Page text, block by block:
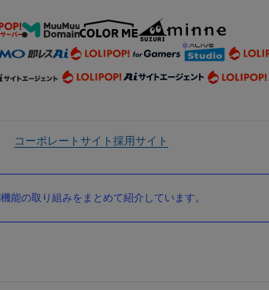
コーポレートサイト採用サイト
能の取り組みをまとめて紹介しています。